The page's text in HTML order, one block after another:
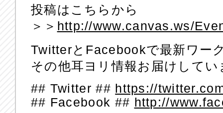
投稿はこちらから
＞＞ http://www.canvas.ws/
TwitterとFacebookで最新ワー
その他耳ヨリ情報お届けしてい
## Twitter ## https://
## Facebook ## http://